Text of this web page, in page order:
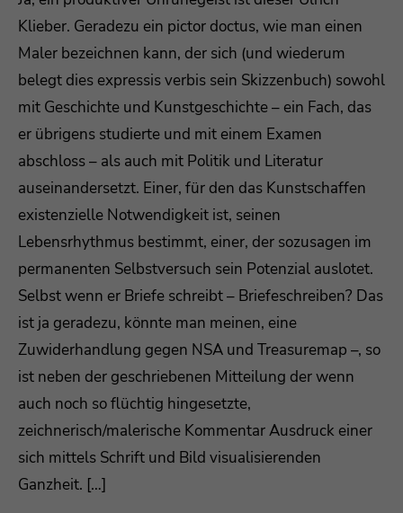
Klieber. Geradezu ein pictor doctus, wie man einen
Maler bezeichnen kann, der sich (und wiederum
belegt dies expressis verbis sein Skizzenbuch) sowohl
mit Geschichte und Kunstgeschichte – ein Fach, das
er übrigens studierte und mit einem Examen
abschloss – als auch mit Politik und Literatur
auseinandersetzt. Einer, für den das Kunstschaffen
existenzielle Notwendigkeit ist, seinen
Lebensrhythmus bestimmt, einer, der sozusagen im
permanenten Selbstversuch sein Potenzial auslotet.
Selbst wenn er Briefe schreibt – Briefeschreiben? Das
ist ja geradezu, könnte man meinen, eine
Zuwiderhandlung gegen NSA und Treasuremap –, so
ist neben der geschriebenen Mitteilung der wenn
auch noch so flüchtig hingesetzte,
zeichnerisch/malerische Kommentar Ausdruck einer
sich mittels Schrift und Bild visualisierenden
Ganzheit. […]